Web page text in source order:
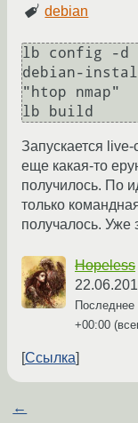
debian
lb config -d
debian-
"htop nmap"
Запускается
еще какая-то
получилось. По
только
получалось.
Hopeless
Последнее
+00:00
Ссылка
←